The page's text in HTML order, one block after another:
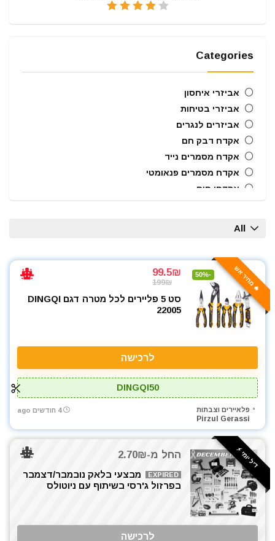
Categories
אביזרי איחסון
אביזרי בטיחות
אביזרים לנגרים
אקדח דבק חם
אקדח מסמרים נייד
אקדח מסמרים פנאומטי
אקדחי חום
ביטים, מקדחים ובוקסות
גוזם גדר חיה
דיבלים וברגים
חומרי הדבקה ואיטום
טרימר / ראוטר
כלי שינוע ועגלות
כליבות בורג
כליבות מהירות
כלים ידניים
כלים לחשמלאים
כרסומים לטרימר / ראוטר
להבים ומתכלים
מאוורר טכני
מברגות מקדחות ומברגונים
מברגים
All
🔥 מחיר אש -50%
99.5₪
199₪
סט 5 פליירים לכל מטרה דגם DINGQI
22005
לרכישה
DINGQI50
פלאיירים וצבתות
Pirzul Gerassi
4 חודשים ago
דיל יומי ⚡️ החל מ-2.70₪
EXPIRED
מבצעי בלאק נובמבר/דצמבר
בפרזול ג'רסי בשיתוף עם ניוטולס
לרכישה